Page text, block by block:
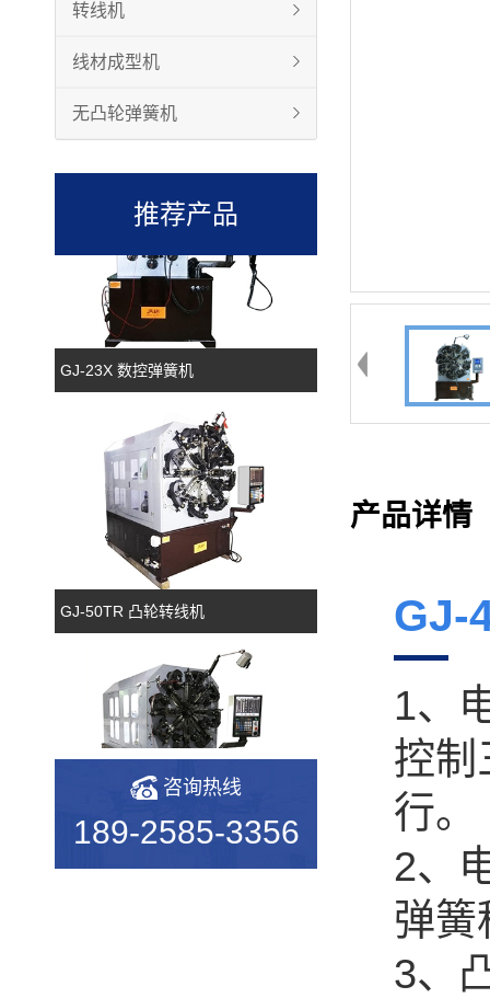
转线机
线材成型机
无凸轮弹簧机
推荐产品
GJ-23X 数控弹簧机
GJ-50TR 凸轮转线机
咨询热线
189-2585-3356
产品详情
GJ-
1、
控制
行。
2、
弹簧
3、